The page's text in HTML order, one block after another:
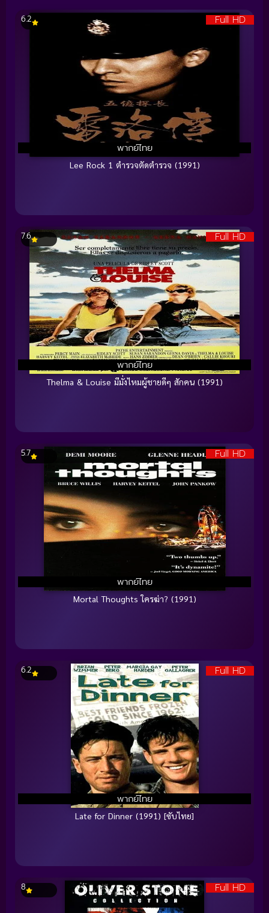
Full HD
พากย์ไทย
6.2
Lee Rock 1 ตำรวจตัดตำรวจ (1991)
Full HD
พากย์ไทย
7.6
Thelma & Louise มีมั่งไหมผู้ชายดีๆ สักคน (1991)
Full HD
พากย์ไทย
5.7
Mortal Thoughts ใครฆ่า? (1991)
Full HD
พากย์ไทย
6.2
Late for Dinner (1991) [ซับไทย]
Full HD
8